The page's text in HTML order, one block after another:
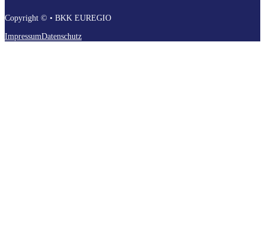
Copyright © • BKK EUREGIO
ImpressumDatenschutz